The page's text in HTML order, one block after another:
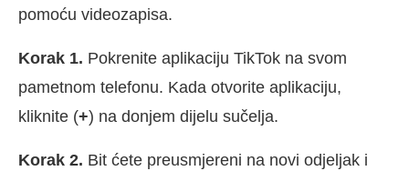
pomoću videozapisa.
Korak 1. Pokrenite aplikaciju TikTok na svom
pametnom telefonu. Kada otvorite aplikaciju,
kliknite (+) na donjem dijelu sučelja.
Korak 2. Bit ćete preusmjereni na novi odjeljak i